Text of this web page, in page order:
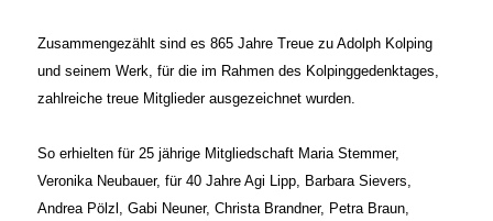
Zusammengezählt sind es 865 Jahre Treue zu Adolph Kolping
und seinem Werk, für die im Rahmen des Kolpinggedenktages,
zahlreiche treue Mitglieder ausgezeichnet wurden.
So erhielten für 25 jährige Mitgliedschaft Maria Stemmer,
Veronika Neubauer, für 40 Jahre Agi Lipp, Barbara Sievers,
Andrea Pölzl, Gabi Neuner, Christa Brandner, Petra Braun,